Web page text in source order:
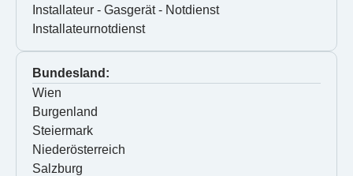
Installateur - Gasgerät - Notdienst
Installateurnotdienst
Bundesland:
Wien
Burgenland
Steiermark
Niederösterreich
Salzburg